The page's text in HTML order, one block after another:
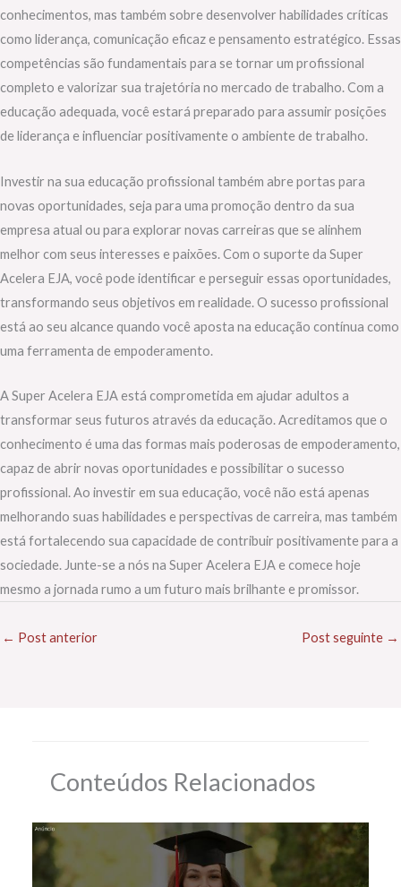
conhecimentos, mas também sobre desenvolver habilidades críticas
como liderança, comunicação eficaz e pensamento estratégico. Essas
competências são fundamentais para se tornar um profissional
completo e valorizar sua trajetória no mercado de trabalho. Com a
educação adequada, você estará preparado para assumir posições
de liderança e influenciar positivamente o ambiente de trabalho.
Investir na sua educação profissional também abre portas para
novas oportunidades, seja para uma promoção dentro da sua
empresa atual ou para explorar novas carreiras que se alinhem
melhor com seus interesses e paixões. Com o suporte da Super
Acelera EJA, você pode identificar e perseguir essas oportunidades,
transformando seus objetivos em realidade. O sucesso profissional
está ao seu alcance quando você aposta na educação contínua como
uma ferramenta de empoderamento.
A Super Acelera EJA está comprometida em ajudar adultos a
transformar seus futuros através da educação. Acreditamos que o
conhecimento é uma das formas mais poderosas de empoderamento,
capaz de abrir novas oportunidades e possibilitar o sucesso
profissional. Ao investir em sua educação, você não está apenas
melhorando suas habilidades e perspectivas de carreira, mas também
está fortalecendo sua capacidade de contribuir positivamente para a
sociedade. Junte-se a nós na Super Acelera EJA e comece hoje
mesmo a jornada rumo a um futuro mais brilhante e promissor.
← Post anterior Post seguinte →
Conteúdos Relacionados